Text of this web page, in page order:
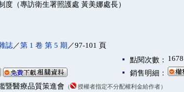
度（專訪衛生署照護處 黃美娜處長）
誌／第 1 卷 第 5 期 ／97-101 頁
點閱次數： 1678
銷售明細：
暨醫療品質策進會 （ 授權者指定不分配權利金給作者）